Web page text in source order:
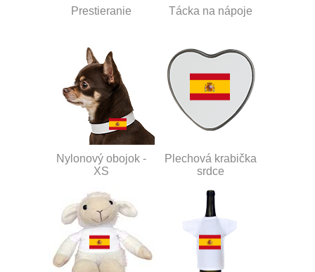
Prestieranie Tácka na nápoje
Nylonový obojok -
XS
Plechová krabička
srdce